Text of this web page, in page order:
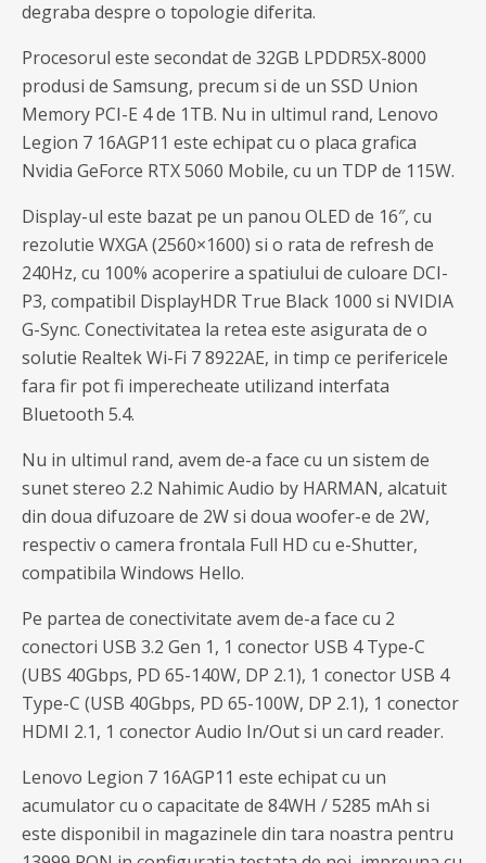
degraba despre o topologie diferita.
Procesorul este secondat de 32GB LPDDR5X-8000
produsi de Samsung, precum si de un SSD Union
Memory PCI-E 4 de 1TB. Nu in ultimul rand, Lenovo
Legion 7 16AGP11 este echipat cu o placa grafica
Nvidia GeForce RTX 5060 Mobile, cu un TDP de 115W.
Display-ul este bazat pe un panou OLED de 16″, cu
rezolutie WXGA (2560×1600) si o rata de refresh de
240Hz, cu 100% acoperire a spatiului de culoare DCI-
P3, compatibil DisplayHDR True Black 1000 si NVIDIA
G-Sync. Conectivitatea la retea este asigurata de o
solutie Realtek Wi-Fi 7 8922AE, in timp ce perifericele
fara fir pot fi imperecheate utilizand interfata
Bluetooth 5.4.
Nu in ultimul rand, avem de-a face cu un sistem de
sunet stereo 2.2 Nahimic Audio by HARMAN, alcatuit
din doua difuzoare de 2W si doua woofer-e de 2W,
respectiv o camera frontala Full HD cu e-Shutter,
compatibila Windows Hello.
Pe partea de conectivitate avem de-a face cu 2
conectori USB 3.2 Gen 1, 1 conector USB 4 Type-C
(UBS 40Gbps, PD 65-140W, DP 2.1), 1 conector USB 4
Type-C (USB 40Gbps, PD 65-100W, DP 2.1), 1 conector
HDMI 2.1, 1 conector Audio In/Out si un card reader.
Lenovo Legion 7 16AGP11 este echipat cu un
acumulator cu o capacitate de 84WH / 5285 mAh si
este disponibil in magazinele din tara noastra pentru